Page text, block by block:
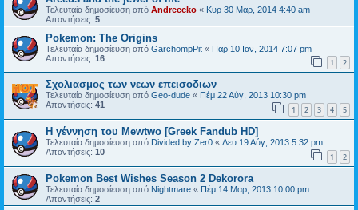
Τελευταία δημοσίευση από Andreecko « Κυρ 30 Μαρ, 2014 4:40 am
Απαντήσεις: 5
Pokemon: The Origins
Τελευταία δημοσίευση από GarchompPit « Παρ 10 Ιαν, 2014 7:07 pm
Απαντήσεις: 16 1 2
Σχολιασμος των νεων επεισοδιων
Τελευταία δημοσίευση από Geo-dude « Πέμ 22 Αύγ, 2013 10:30 pm
Απαντήσεις: 41 1 2 3 4 5
Η γέννηση του Mewtwo [Greek Fandub HD]
Τελευταία δημοσίευση από Divided by Zer0 « Δευ 19 Αύγ, 2013 5:32 pm
Απαντήσεις: 10 1 2
Pokemon Best Wishes Season 2 Dekorora
Τελευταία δημοσίευση από Nightmare « Πέμ 14 Μαρ, 2013 10:00 pm
Απαντήσεις: 2